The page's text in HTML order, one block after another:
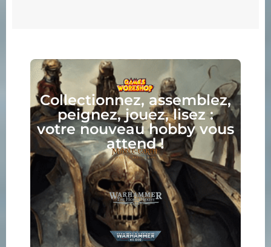
Collectionnez, assemblez,
peignez, jouez, lisez :
votre nouveau hobby vous
attend !